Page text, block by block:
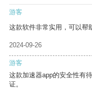
游客
这款软件非常实用，可以帮
2024-09-26
游客
这款加速器app的安全性有
证。